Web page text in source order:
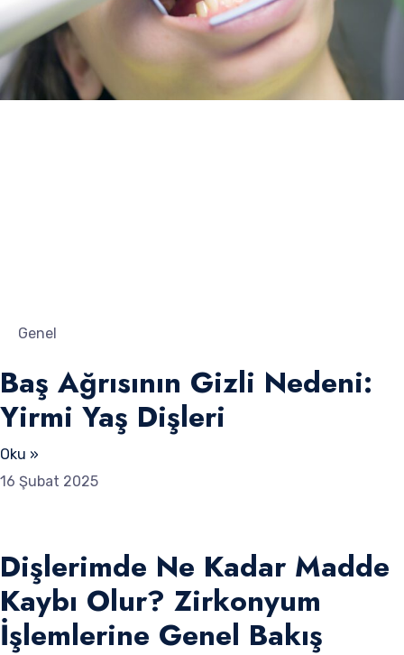
Genel
Baş Ağrısının Gizli Nedeni:
Yirmi Yaş Dişleri
Oku »
16 Şubat 2025
Dişlerimde Ne Kadar Madde
Kaybı Olur? Zirkonyum
İşlemlerine Genel Bakış